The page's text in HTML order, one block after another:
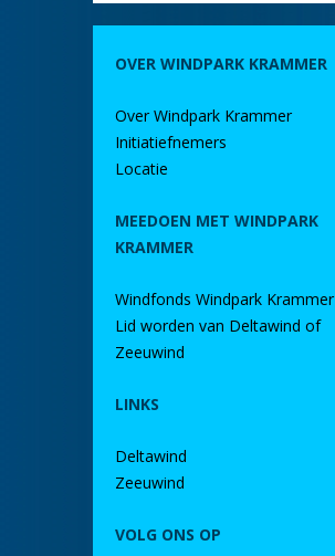
OVER WINDPARK KRAMMER
Over Windpark Krammer
Initiatiefnemers
Locatie
MEEDOEN MET WINDPARK
KRAMMER
Windfonds Windpark Krammer
Lid worden van Deltawind of
Zeeuwind
LINKS
Deltawind
Zeeuwind
VOLG ONS OP